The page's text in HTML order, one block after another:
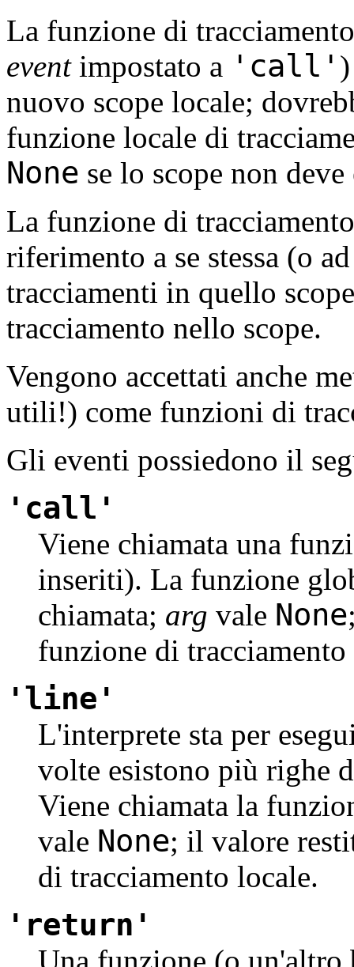
La funzione di
eventimpostato a 'call'
nuovo scope locale;
funzione locale di
None se lo scope non deve
La funzione di
riferimento a se stessa (o
tracciamenti in quello
tracciamento nello scope.
Vengono accettati anche
utili!) come funzioni di
Gli eventi possiedono il
'call'
Viene chiamata una
inseriti). La funzione
chiamata; arg vale None
funzione di tracciamento
'line'
L'interprete sta per
volte esistono più righe
Viene chiamata la
vale None; il valore
di tracciamento locale.
'return'
Una funzione (o un'altro